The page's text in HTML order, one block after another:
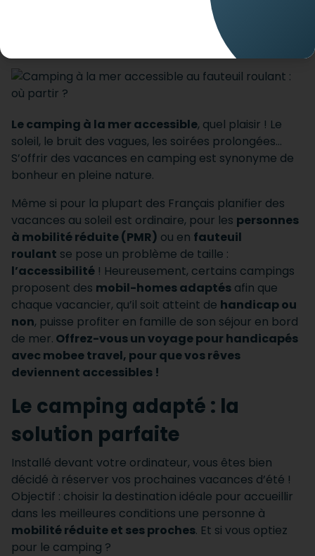
handicap. Partez en toute sérénité avec mobee
Le camping à la mer accessible, quel plaisir ! Le
soleil, le bruit des vagues, les soirées prolongées…
S’offrir des vacances en camping est synonyme de
bonheur en pleine nature.
Même si pour la plupart des Français planifier des
vacances au soleil est ordinaire, pour les personnes
à mobilité réduite (PMR) ou en fauteuil
roulant se pose un problème de taille :
l’accessibilité ! Heureusement, certains campings
proposent des mobil-homes adaptés afin que
chaque vacancier, qu’il soit atteint de handicap ou
non, puisse profiter en famille de son séjour en bord
de mer. Offrez-vous un voyage pour handicapés
avec mobee travel, pour que vos rêves
deviennent accessibles !
Le camping adapté : la
solution parfaite
Installé devant votre ordinateur, vous êtes bien
décidé à réserver vos prochaines vacances d’été !
Objectif : choisir la destination idéale pour accueillir
dans les meilleures conditions une personne à
mobilité réduite et ses proches. Et si vous optiez
pour le camping ?